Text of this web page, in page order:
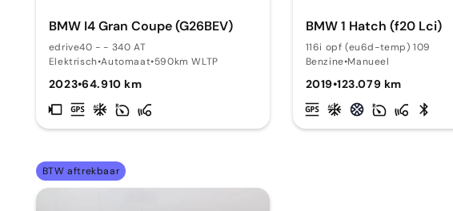
BMW I4 Gran Coupe (G26BEV)
edrive40 - - 340 AT
Elektrisch•Automaat•590km WLTP
2023•64.910 km
BMW 1 Hatch (f20 Lci)
116i opf (eu6d-temp) 109
Benzine•Manueel
2019•123.079 km
BTW aftrekbaar